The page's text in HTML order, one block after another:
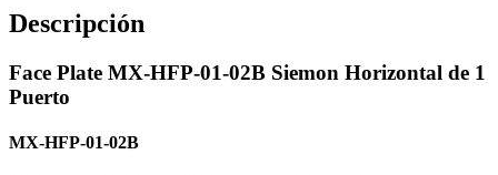
Descripción
Face Plate MX-HFP-01-02B Siemon Horizontal de 1
Puerto
MX-HFP-01-02B